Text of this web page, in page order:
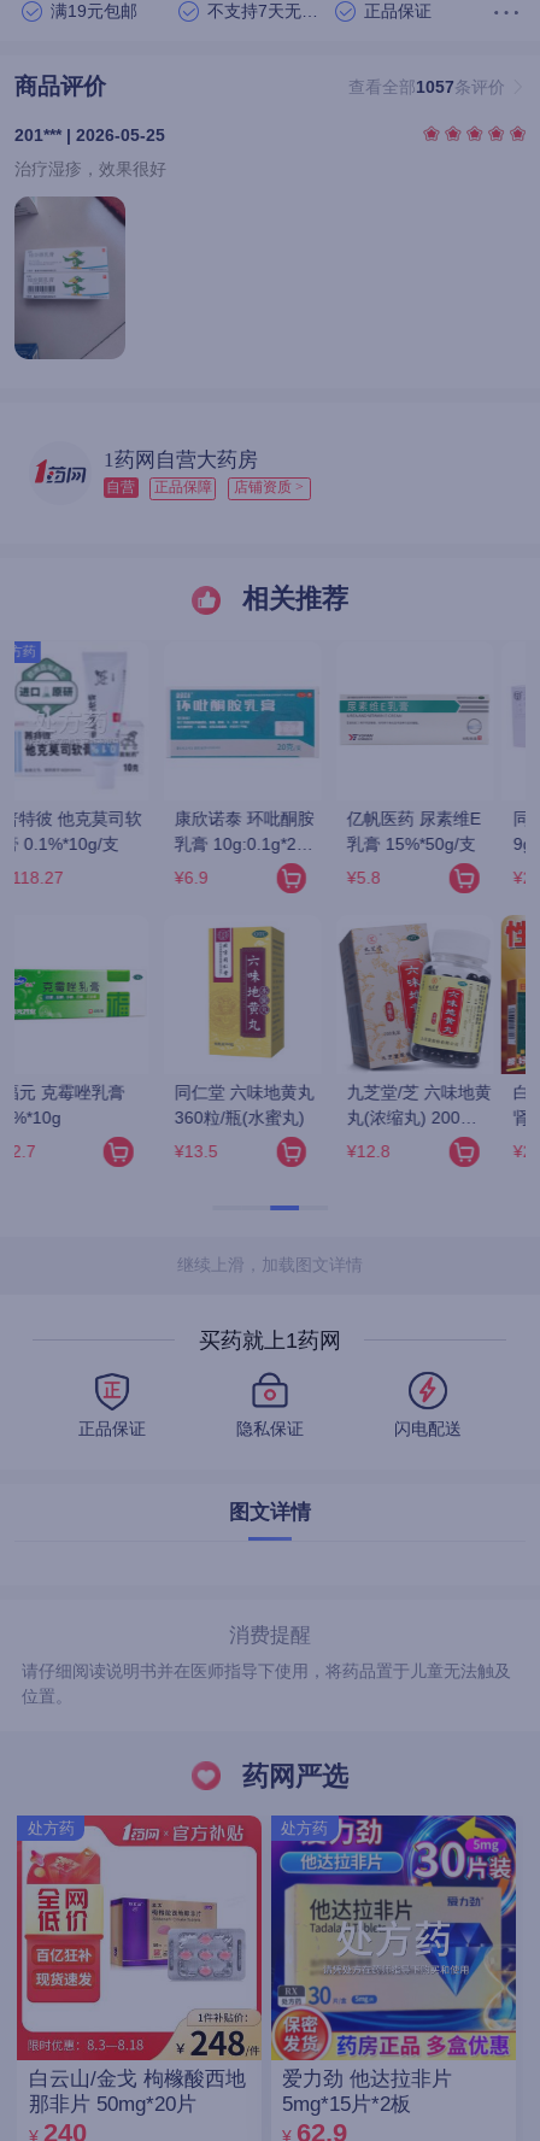
满19元包邮 不支持7天无理由退货 正品保证
商品评价 查看全部1057条评价
201*** | 2026-05-25
治疗湿疹，效果很好
1药网自营大药房
自营 正品保障 店铺资质 >
相关推荐
同仁堂 锁阳固精丸
9g*10丸
¥22.4
同仁堂 六味地黄丸
9g*10丸(大蜜丸)
¥16.9
金水宝 金水宝胶囊
0.33g*9粒*12板
¥72.17
白云山/花城 龟鹿补
肾丸 4.5g*12袋
¥29.9
万年青 固精补肾丸
150丸
¥198
汇仁 肾宝片
0.7g*126片/瓶
¥229
继续上滑，加载图文详情
买药就上1药网
正品保证 隐私保证 闪电配送
图文详情
消费提醒
请仔细阅读说明书并在医师指导下使用，将药品置于儿童无法触及
位置。
药网严选
处方药
白云山/金戈 枸橼酸西地
那非片 50mg*20片
¥ 240
处方药
爱力劲 他达拉非片
5mg*15片*2板
¥ 62.9